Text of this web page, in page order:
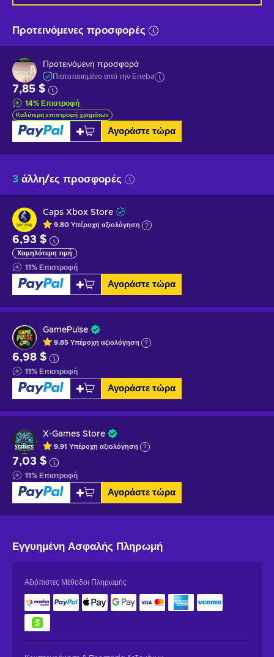
Προτεινόμενες προσφορές
Προτεινόμενη προσφορά
Πιστοποιημένο από την Eneba
7,85 $
14% Επιστροφή
Καλύτερη επιστροφή χρημάτων
Αγοράστε τώρα
3 άλλη/ες προσφορές
Caps Xbox Store
9.80 Υπέροχη αξιολόγηση
6,93 $
Χαμηλότερη τιμή
11% Επιστροφή
Αγοράστε τώρα
GamePulse
9.85 Υπέροχη αξιολόγηση
6,98 $
11% Επιστροφή
Αγοράστε τώρα
X-Games Store
9.91 Υπέροχη αξιολόγηση
7,03 $
11% Επιστροφή
Αγοράστε τώρα
Εγγυημένη Ασφαλής Πληρωμή
Αξιόπιστες Μέθοδοι Πληρωμής